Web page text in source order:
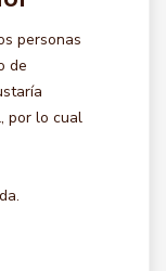
personas
de
por lo cual